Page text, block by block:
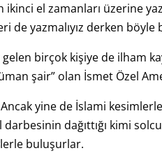
el zamanları üzerine
yazmalıyız derken böyle
birçok kişiye de ilham
şair” olan İsmet Özel
yine de İslami
dağıttığı kimi
buluşurlar.